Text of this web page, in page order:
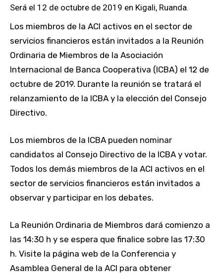
Será el 12 de octubre de 2019 en Kigali, Ruanda.
Los miembros de la ACI activos en el sector de
servicios financieros están invitados a la Reunión
Ordinaria de Miembros de la Asociación
Internacional de Banca Cooperativa (ICBA) el 12 de
octubre de 2019. Durante la reunión se tratará el
relanzamiento de la ICBA y la elección del Consejo
Directivo.
Los miembros de la ICBA pueden nominar
candidatos al Consejo Directivo de la ICBA y votar.
Todos los demás miembros de la ACI activos en el
sector de servicios financieros están invitados a
observar y participar en los debates.
La Reunión Ordinaria de Miembros dará comienzo a
las 14:30 h y se espera que finalice sobre las 17:30
h. Visite la página web de la Conferencia y
Asamblea General de la ACI para obtener